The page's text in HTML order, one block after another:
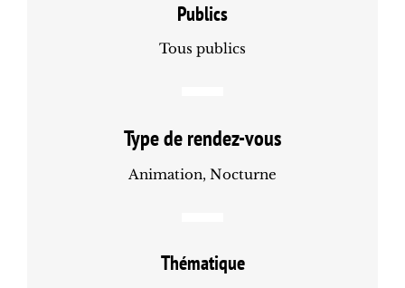
Publics
Tous publics
Type de rendez-vous
Animation, Nocturne
Thématique